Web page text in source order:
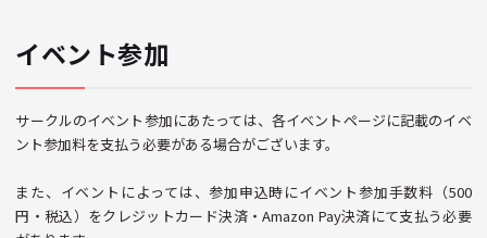
イベント参加
サークルのイベント参加にあたっては、各イベントページに記載のイベ
ント参加料を支払う必要がある場合がございます。
また、イベントによっては、参加申込時にイベント参加手数料（500
円・税込）をクレジットカード決済・Amazon Pay決済にて支払う必要